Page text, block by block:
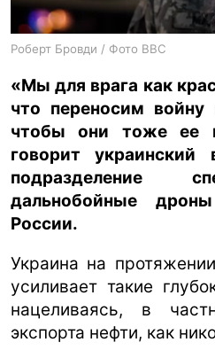
Роберт Бровди / Фото BBC
«Мы для врага как
что переносим
чтобы они тоже ее
говорит украинский
подразделение
дальнобойные
России.
Украина на
усиливает такие
нацеливаясь, в
экспорта нефти, как